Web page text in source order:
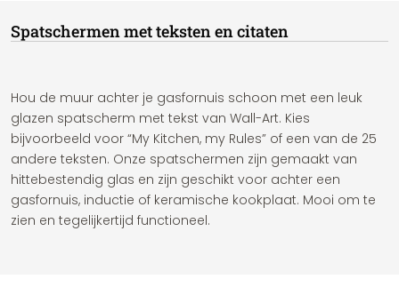
Spatschermen met teksten en citaten
Hou de muur achter je gasfornuis schoon met een leuk
glazen spatscherm met tekst van Wall-Art. Kies
bijvoorbeeld voor “My Kitchen, my Rules” of een van de 25
andere teksten. Onze spatschermen zijn gemaakt van
hittebestendig glas en zijn geschikt voor achter een
gasfornuis, inductie of keramische kookplaat. Mooi om te
zien en tegelijkertijd functioneel.